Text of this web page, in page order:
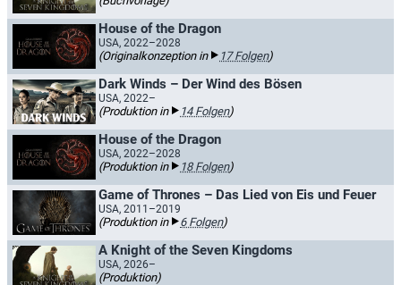
House of the Dragon
USA, 2022–2028
(Originalkonzeption in 17 Folgen)
Dark Winds – Der Wind des Bösen
USA, 2022–
(Produktion in 14 Folgen)
House of the Dragon
USA, 2022–2028
(Produktion in 18 Folgen)
Game of Thrones – Das Lied von Eis und Feuer
USA, 2011–2019
(Produktion in 6 Folgen)
A Knight of the Seven Kingdoms
USA, 2026–
(Produktion)